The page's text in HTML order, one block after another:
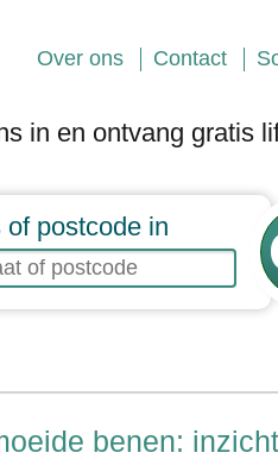
Over ons Contact
in en ontvang gratis
of postcode in
benen: